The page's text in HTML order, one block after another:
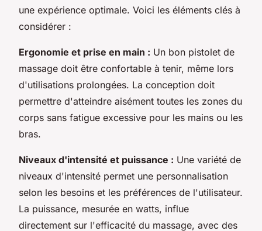
une expérience optimale. Voici les éléments clés à
considérer :
Ergonomie et prise en main : Un bon pistolet de
massage doit être confortable à tenir, même lors
d'utilisations prolongées. La conception doit
permettre d'atteindre aisément toutes les zones du
corps sans fatigue excessive pour les mains ou les
bras.
Niveaux d'intensité et puissance : Une variété de
niveaux d'intensité permet une personnalisation
selon les besoins et les préférences de l'utilisateur.
La puissance, mesurée en watts, influe
directement sur l'efficacité du massage, avec des